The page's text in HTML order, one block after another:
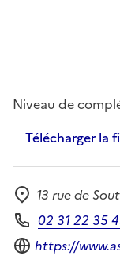
Niveau de
Télécharger la
Adresse
13 rue de
Téléphone
02 31 22 35
Site internet
https://